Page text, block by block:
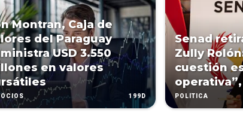
Montran, Caja de
del Paraguay
USD 3.550
en valores
199D
Senad
Zully
cuestión
operativa”,
POLÍTICA